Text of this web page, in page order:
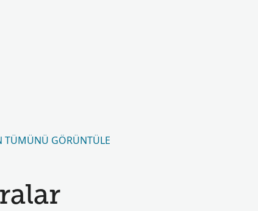
TÜMÜNÜ GÖRÜNTÜLE